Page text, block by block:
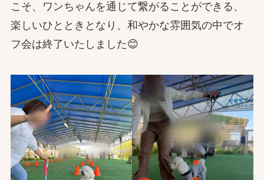
こそ、ワンちゃんを通じて繋がることができる、
楽しいひとときとなり、和やかな雰囲気の中でオ
フ会は終了いたしました😊